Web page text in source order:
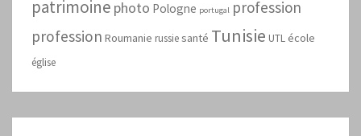
patrimoine photo Pologne portugal profession
profession Roumanie russiesanté Tunisie UTLécole
église